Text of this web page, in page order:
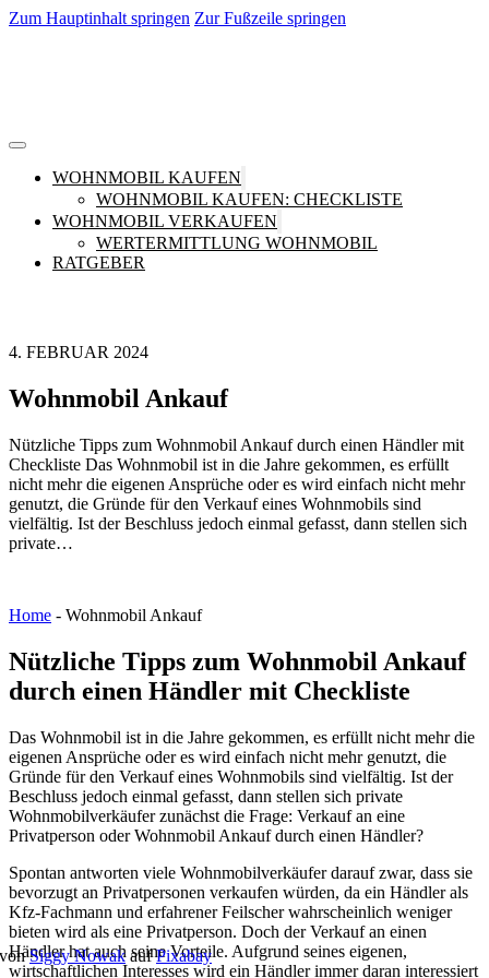
Zum Hauptinhalt springen Zur Fußzeile springen
WOHNMOBIL KAUFEN
WOHNMOBIL KAUFEN: CHECKLISTE
WOHNMOBIL VERKAUFEN
WERTERMITTLUNG WOHNMOBIL
RATGEBER
Siggy NowakaufPixabay
4. FEBRUAR 2024
Wohnmobil Ankauf
Nützliche Tipps zum Wohnmobil Ankauf durch einen Händler mit
Checkliste Das Wohnmobil ist in die Jahre gekommen, es erfüllt
nicht mehr die eigenen Ansprüche oder es wird einfach nicht mehr
genutzt, die Gründe für den Verkauf eines Wohnmobils sind
vielfältig. Ist der Beschluss jedoch einmal gefasst, dann stellen sich
private…
Home - Wohnmobil Ankauf
Nützliche Tipps zum Wohnmobil Ankauf
durch einen Händler mit Checkliste
Das Wohnmobil ist in die Jahre gekommen, es erfüllt nicht mehr die
eigenen Ansprüche oder es wird einfach nicht mehr genutzt, die
Gründe für den Verkauf eines Wohnmobils sind vielfältig. Ist der
Beschluss jedoch einmal gefasst, dann stellen sich private
Wohnmobilverkäufer zunächst die Frage: Verkauf an eine
Privatperson oder Wohnmobil Ankauf durch einen Händler?
Spontan antworten viele Wohnmobilverkäufer darauf zwar, dass sie
bevorzugt an Privatpersonen verkaufen würden, da ein Händler als
Kfz-Fachmann und erfahrener Feilscher wahrscheinlich weniger
bieten wird als eine Privatperson. Doch der Verkauf an einen
Händler hat auch seine Vorteile. Aufgrund seines eigenen,
wirtschaftlichen Interesses wird ein Händler immer daran interessiert